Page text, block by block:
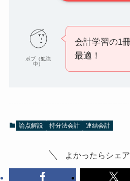
ボブ（勉強
中）
会計学習の1
最適！
論点解説 持分法会計 連結会計
よかったらシェ